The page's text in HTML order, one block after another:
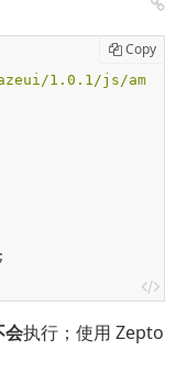
Copy
1.0.1/js/am
会执行；使用 Zepto